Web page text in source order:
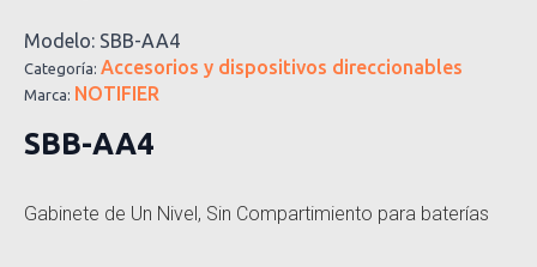
Modelo: SBB-AA4
Categoría: Accesorios y dispositivos direccionables
Marca: NOTIFIER
SBB-AA4
Gabinete de Un Nivel, Sin Compartimiento para baterías